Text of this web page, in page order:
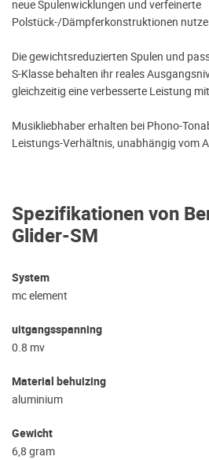
Spezifikationen von
Glider-SM
System
mc element
uitgangsspanning
0.8 mv
Material behuizing
aluminium
Gewicht
6,8 gram
neue Spulenwicklungen und verfeinerte
Polstück-/Dämpferkonstruktionen
Die gewichtsreduzierten Spulen und
S-Klasse behalten ihr reales
gleichzeitig eine verbesserte Leistung
Musikliebhaber erhalten bei Phono-
Leistungs-Verhältnis, unabhängig vom